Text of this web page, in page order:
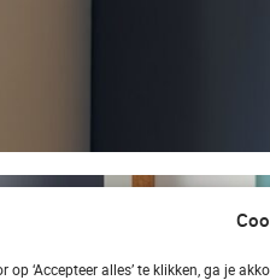
op ‘Accepteer alles’ te klikken, ga je